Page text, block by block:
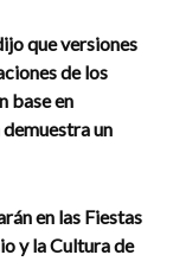
que versiones
de los
base en
un
en las Fiestas
y la Cultura de